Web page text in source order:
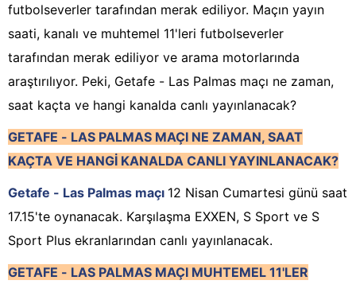
futbolseverler tarafından merak ediliyor. Maçın yayın
saati, kanalı ve muhtemel 11'leri futbolseverler
tarafından merak ediliyor ve arama motorlarında
araştırılıyor. Peki, Getafe - Las Palmas maçı ne zaman,
saat kaçta ve hangi kanalda canlı yayınlanacak?
GETAFE - LAS PALMAS MAÇI NE ZAMAN, SAAT
KAÇTA VE HANGİ KANALDA CANLI YAYINLANACAK?
Getafe - Las Palmas maçı 12 Nisan Cumartesi günü saat
17.15'te oynanacak. Karşılaşma EXXEN, S Sport ve S
Sport Plus ekranlarından canlı yayınlanacak.
GETAFE - LAS PALMAS MAÇI MUHTEMEL 11'LER